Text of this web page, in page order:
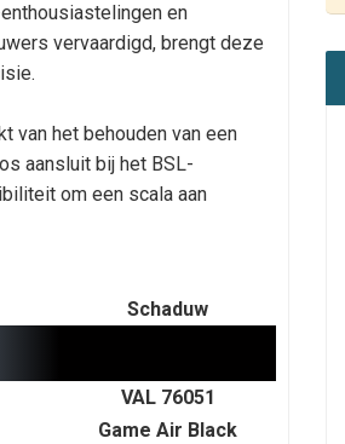
en
vervaardigd, brengt deze
van het behouden van een
aansluit bij het BSL-
om een scala aan
Schaduw
VAL 76051
Game Air Black